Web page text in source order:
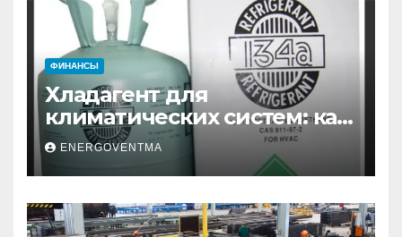
ФИНАНСЫ
Хладагент для
климатических систем: как
выбрать и купить фреон в
Санкт-Петербурге
ENERGOVENTMA